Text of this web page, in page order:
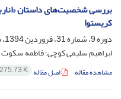
بررسی شخصیت‌های داستان
کریستوا
دوره 9، شماره 31، فروردین 1394، صفحه
ابراهیم سلیمی کوچی؛ فاطمه
مشاهده مقاله اصل مقاله 275.73 K